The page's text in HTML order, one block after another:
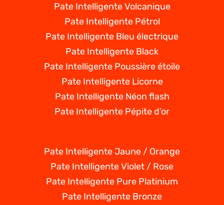
Pate Intelligente Volcanique
Pate Intelligente Pétrol
Pate Intelligente Bleu électrique
Pate Intelligente Black
Pate Intelligente Poussière étoile
Pate Intelligente Licorne
Pate Intelligente Néon flash
Pate Intelligente Pépite d’or
Pate Intelligente Jaune / Orange
Pate Intelligente Violet / Rose
Pate Intelligente Pure Platinium
Pate Intelligente Bronze